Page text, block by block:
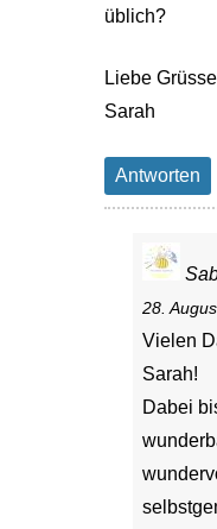
üblich?
Liebe Grüsse
Sarah
Antworten
28.
Vielen
Sarah!
Dabei